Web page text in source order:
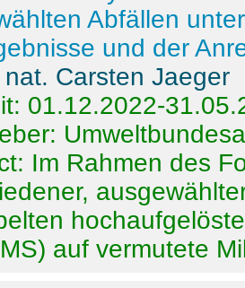
Abfällen
und der
nat. Carsten Jaeger
01.12.2022-
Im Rahmen des
auf vermutete